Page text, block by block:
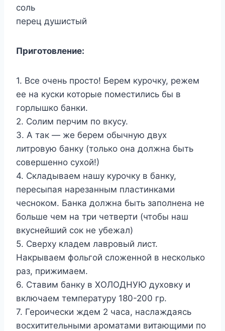
соль
перец душистый
Приготовление:
1. Все очень простo! Берем курочку, режем
ее на куски которые поместились бы в
горлышко банки.
2. Солим перчим по вкусу.
3. А так — же берем обычную двух
литровую банку (только она должна быть
совершенно сухой!)
4. Складываем нашу курочку в банку,
пересыпая нарезанным пластинками
чесноком. Банка должна быть заполнена не
больше чем на три четверти (чтобы наш
вкуснейший сок не убежал)
5. Сверху кладем лавровый лист.
Накрываем фольгой сложенной в несколько
раз, прижимаем.
6. Ставим банку в ХОЛОДНУЮ духовку и
включаем температуру 180-200 гр.
7. Героически ждем 2 часа, наслаждаясь
восхитительными ароматами витающими по